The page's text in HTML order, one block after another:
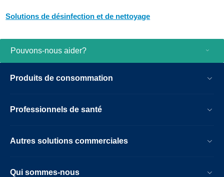
Solutions de désinfection et de nettoyage
Pouvons-nous aider?
Produits de consommation
Professionnels de santé
Autres solutions commerciales
Qui sommes-nous